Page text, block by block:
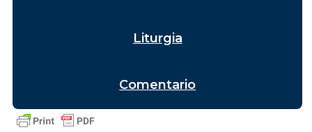
Liturgia
Comentario